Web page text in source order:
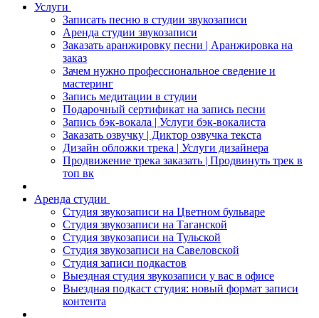
Услуги
Записать песню в студии звукозаписи
Аренда студии звукозаписи
Заказать аранжировку песни | Аранжировка на
заказ
Зачем нужно профессиональное сведение и
мастеринг
Запись медитации в студии
Подарочный сертификат на запись песни
Запись бэк-вокала | Услуги бэк-вокалиста
Заказать озвучку | Диктор озвучка текста
Дизайн обложки трека | Услуги дизайнера
Продвижение трека заказать | Продвинуть трек в
топ вк
Аренда студии
Студия звукозаписи на Цветном бульваре
Студия звукозаписи на Таганской
Студия звукозаписи на Тульской
Студия звукозаписи на Савеловской
Студия записи подкастов
Выездная студия звукозаписи у вас в офисе
Выездная подкаст студия: новый формат записи
контента